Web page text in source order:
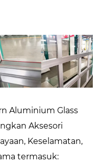
Aluminium Glass
Aksesori
Keselamatan,
termasuk: